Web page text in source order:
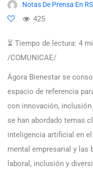
Notas De Prensa En
425
⏳ Tiempo de lectura: 4
/COMUNICAE/
Ágora Bienestar se
espacio de referencia
con innovación,
se han abordado temas
inteligencia artificial en
mental empresarial y las
laboral, inclusión y